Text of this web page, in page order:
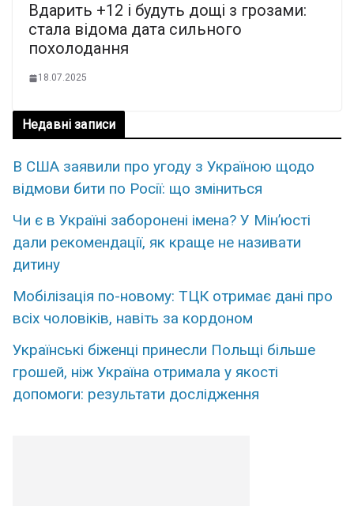
Вдарить +12 і будуть дощі з грозами:
стала відома дата сильного
похолодання
18.07.2025
Недавні записи
В США заявили про угоду з Україною щодо
відмови бити по Росії: що зміниться
Чи є в Україні заборонені імена? У Мін’юсті
дали рекомендації, як краще не називати
дитину
Мобілізація по-новому: ТЦК отримає дані про
всіх чоловіків, навіть за кордоном
Українські біженці принесли Польщі більше
грошей, ніж Україна отримала у якості
допомоги: результати дослідження